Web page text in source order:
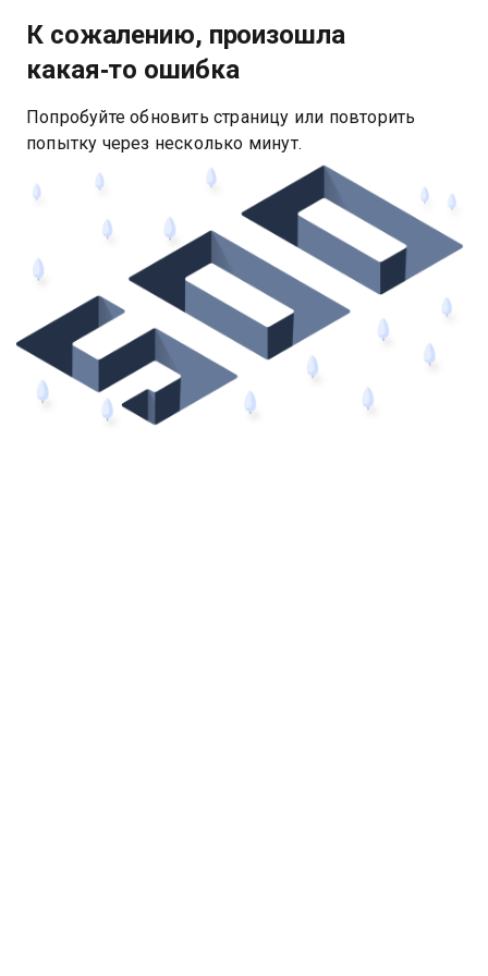
К сожалению, произошла
какая‑то ошибка
Попробуйте обновить страницу или повторить
попытку через несколько минут.